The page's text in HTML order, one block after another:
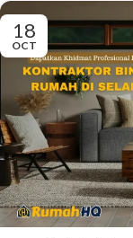
18
OCT